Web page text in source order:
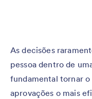
As decisões
pessoa dentro de
fundamental tornar
aprovações o mais